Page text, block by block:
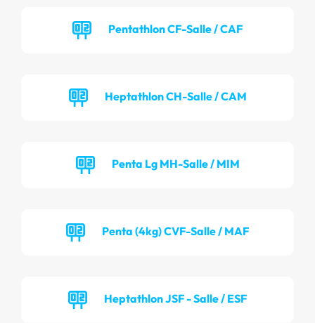
Pentathlon CF-Salle / CAF
Heptathlon CH-Salle / CAM
Penta Lg MH-Salle / MIM
Penta (4kg) CVF-Salle / MAF
Heptathlon JSF - Salle / ESF